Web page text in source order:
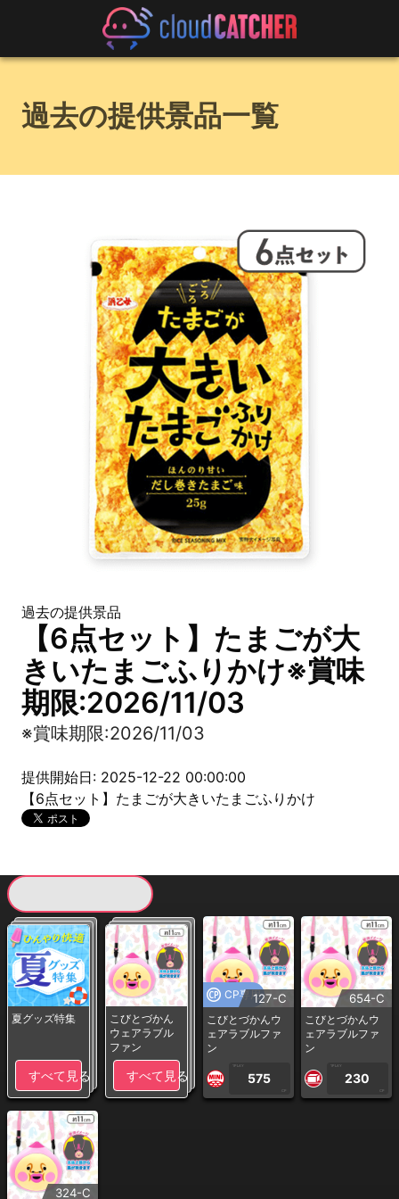
過去の提供景品一覧
過去の提供景品
【6点セット】たまごが大
きいたまごふりかけ※賞味
期限:2026/11/03
※賞味期限:2026/11/03
提供開始日: 2025-12-22 00:00:00
【6点セット】たまごが大きいたまごふりかけ
夏グッズ特集
すべて見る
こびとづかん
ウェアラブル
ファン
すべて見る
CP専用127-C
こびとづかんウ
ェアラブルファ
ン
1PLAY
575
CP
654-C
こびとづかんウ
ェアラブルファ
ン
1PLAY
230
CP
324-C